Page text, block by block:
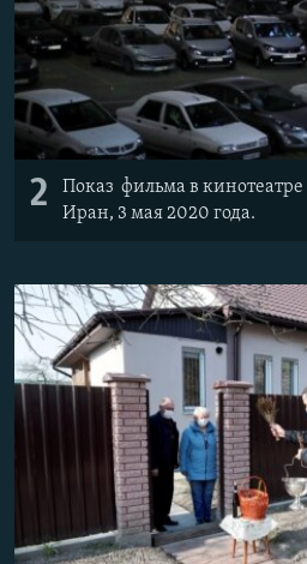
2
Показ фильма в кинотеатре
Иран, 3 мая 2020 года.